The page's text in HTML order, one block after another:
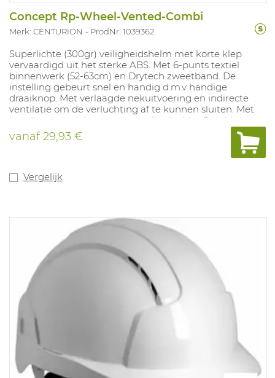
Concept Rp-Wheel-Vented-Combi
Merk: CENTURION ProdNr. 1039362
Superlichte (300gr) veiligheidshelm met korte klep
vervaardigd uit het sterke ABS. Met 6-punts textiel
binnenwerk (52-63cm) en Drytech zweetband. De
instelling gebeurt snel en handig d.m.v handige
draaiknop. Met verlaagde nekuitvoering en indirecte
ventilatie om de verluchting af te kunnen sluiten. Met
handig oppervlak voor personalisatie. Met Combi slot
voor opbouw van gehoor- en gelaatsbescherming.
Kleuren: wit, geel, oranje, rood, blauw, groen, zwart, geel
HiViz en oranje HiViz. Dit artikel is de vervanger van ref.
vanaf29,93 €
Vergelijk